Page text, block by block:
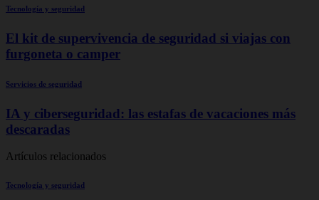
Tecnología y seguridad
El kit de supervivencia de seguridad si viajas con
furgoneta o camper
Servicios de seguridad
IA y ciberseguridad: las estafas de vacaciones más
descaradas
Artículos relacionados
Tecnología y seguridad